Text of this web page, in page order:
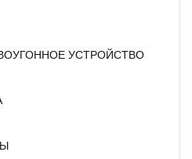
УСТРОЙСТВО